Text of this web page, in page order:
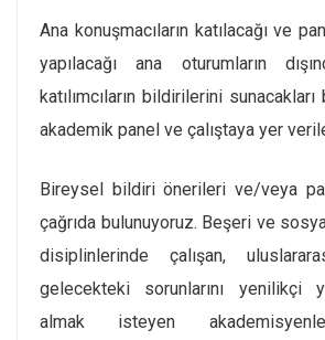
Ana konuşmacıların katılacağı ve
yapılacağı ana oturumların
katılımcıların bildirilerini
akademik panel ve çalıştaya yer
Bireysel bildiri önerileri ve/veya
çağrıda bulunuyoruz. Beşeri ve
disiplinlerinde çalışan,
gelecekteki sorunlarını yenilikçi
almak isteyen